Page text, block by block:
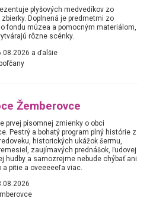
plyšových medvedíkov zo
Doplnená je predmetmi zo
fondu múzea a pomocným materiálom,
rôzne scénky.
a ďalšie
Žemberovce
prvej písomnej zmienky o obci
Pestrý a bohatý program plný histórie z
historických ukážok šermu,
zaujímavých prednášok, ľudovej
hudby a samozrejme nebude chýbať ani
a pitie a oveeeeeľa viac.